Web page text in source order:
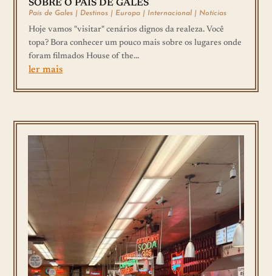
SOBRE O PAÍS DE GALES
País de Gales | Destinos | Europa | Internacional | Notícias
Hoje vamos "visitar" cenários dignos da realeza. Você
topa? Bora conhecer um pouco mais sobre os lugares onde
foram filmados House of the...
ler mais